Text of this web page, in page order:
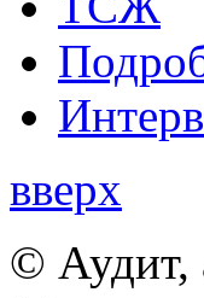
вверх
© Аудит,